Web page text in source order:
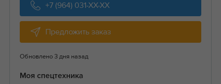
+7 (964) 031-XX-XX
Предложить заказ
Обновлено 3 дня назад
Моя спецтехника